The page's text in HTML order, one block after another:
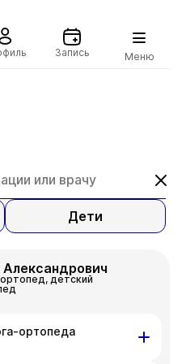
Запись Меню
Дети
детский
ортопеда